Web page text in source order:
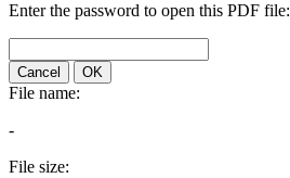
Enter the password to open this PDF file:
Cancel OK
File name:
-
File size: